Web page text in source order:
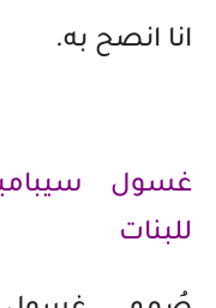
انا انصح به.
غسول
للبنات